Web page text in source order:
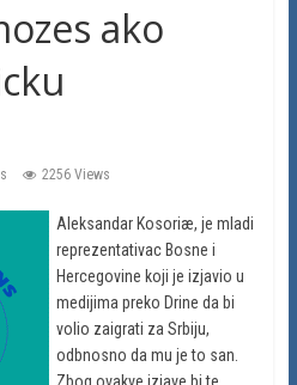
ako
2256 Views
Aleksandar Kosoriæ, je mladi
reprezentativac Bosne i
Hercegovine koji je izjavio u
medijima preko Drine da bi
volio zaigrati za Srbiju,
odbnosno da mu je to san.
Zbog ovakve izjave bi te